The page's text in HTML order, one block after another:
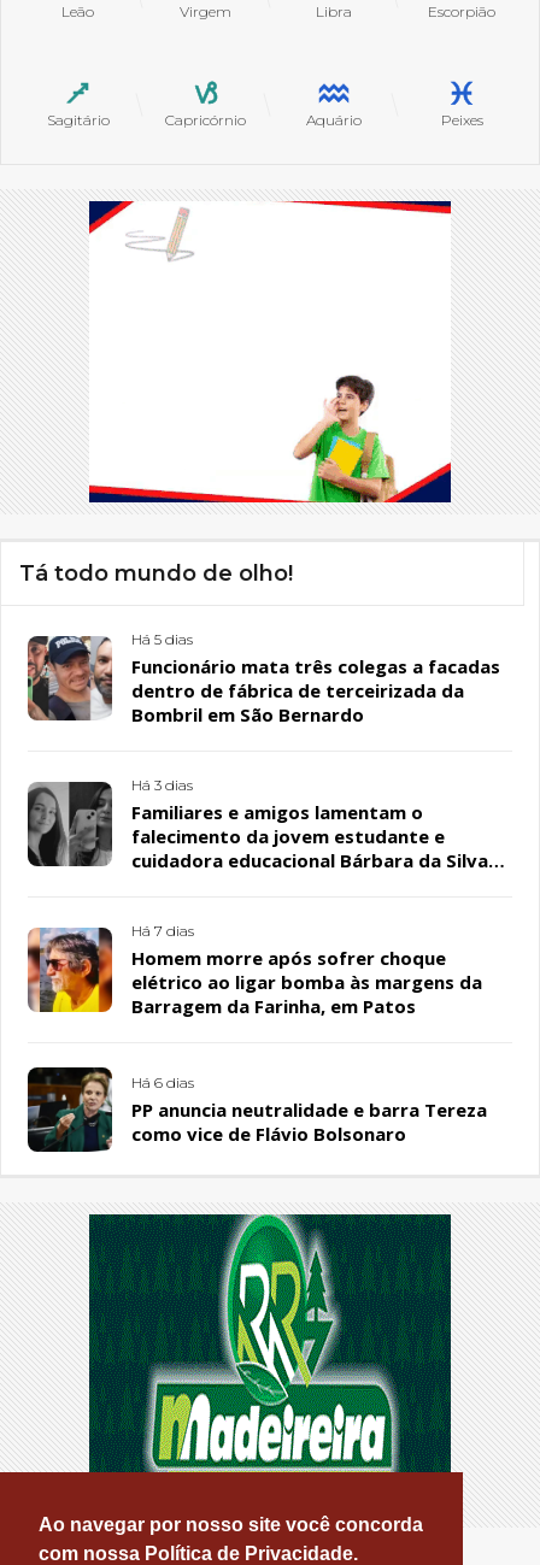
Ao navegar por nosso site você concorda
com nossa Política de Privacidade.
Leão Virgem Libra Escorpião
Sagitário Capricórnio Aquário Peixes
Tá todo mundo de olho!
Há 5 dias
Funcionário mata três colegas a facadas
dentro de fábrica de terceirizada da
Bombril em São Bernardo
Há 3 dias
Familiares e amigos lamentam o
falecimento da jovem estudante e
cuidadora educacional Bárbara da Silva
Há 7 dias
Homem morre após sofrer choque
elétrico ao ligar bomba às margens da
Barragem da Farinha, em Patos
Há 6 dias
PP anuncia neutralidade e barra Tereza
como vice de Flávio Bolsonaro